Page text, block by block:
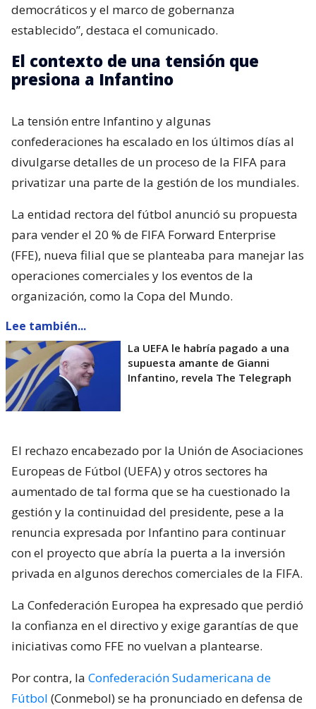
democráticos y el marco de gobernanza
establecido”, destaca el comunicado.
El contexto de una tensión que
presiona a Infantino
La tensión entre Infantino y algunas
confederaciones ha escalado en los últimos días al
divulgarse detalles de un proceso de la FIFA para
privatizar una parte de la gestión de los mundiales.
La entidad rectora del fútbol anunció su propuesta
para vender el 20 % de FIFA Forward Enterprise
(FFE), nueva filial que se planteaba para manejar las
operaciones comerciales y los eventos de la
organización, como la Copa del Mundo.
Lee también...
La UEFA le habría pagado a una
supuesta amante de Gianni
Infantino, revela The Telegraph
El rechazo encabezado por la Unión de Asociaciones
Europeas de Fútbol (UEFA) y otros sectores ha
aumentado de tal forma que se ha cuestionado la
gestión y la continuidad del presidente, pese a la
renuncia expresada por Infantino para continuar
con el proyecto que abría la puerta a la inversión
privada en algunos derechos comerciales de la FIFA.
La Confederación Europea ha expresado que perdió
la confianza en el directivo y exige garantías de que
iniciativas como FFE no vuelvan a plantearse.
Por contra, la Confederación Sudamericana de
Fútbol (Conmebol) se ha pronunciado en defensa de